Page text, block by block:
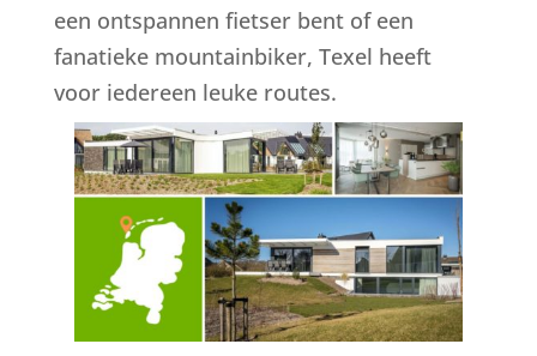
een ontspannen fietser bent of een
fanatieke mountainbiker, Texel heeft
voor iedereen leuke routes.